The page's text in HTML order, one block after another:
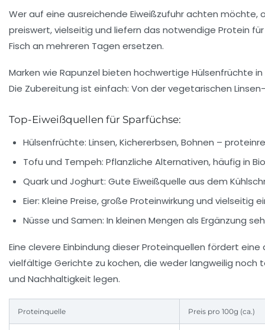
Wer auf eine ausreichende Eiweißzufuhr achten möchte,
preiswert, vielseitig und liefern das notwendige Protein
Fisch an mehreren Tagen ersetzen.
Marken wie Rapunzel bieten hochwertige Hülsenfrüchte
Die Zubereitung ist einfach: Von der vegetarischen
Top-Eiweißquellen für Sparfüchse:
Hülsenfrüchte: Linsen, Kichererbsen, Bohnen –
Tofu und Tempeh: Pflanzliche Alternativen, häufig in
Quark und Joghurt: Gute Eiweißquelle aus dem
Eier: Kleine Preise, große Proteinwirkung und vielseitig
Nüsse und Samen: In kleinen Mengen als Ergänzung
Eine clevere Einbindung dieser Proteinquellen fördert
vielfältige Gerichte zu kochen, die weder langweilig noch
und Nachhaltigkeit legen.
Proteinquelle Preis pro 100g (ca.)